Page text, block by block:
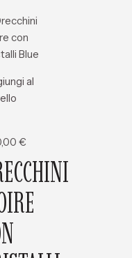
al
€